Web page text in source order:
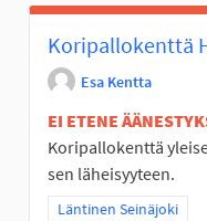
Koripallokenttä
Esa Kentta
EI ETENE
Koripallokenttä
sen läheisyyteen.
Rajaa tulokset
Läntinen Seinäjoki